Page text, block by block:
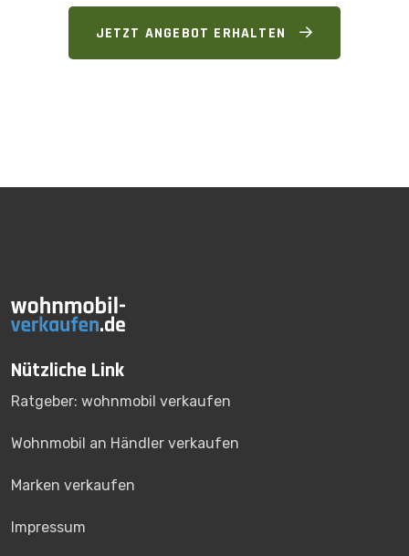
JETZT ANGEBOT ERHALTEN
Nützliche Link
Ratgeber: wohnmobil verkaufen
Wohnmobil an Händler verkaufen
Marken verkaufen
Impressum